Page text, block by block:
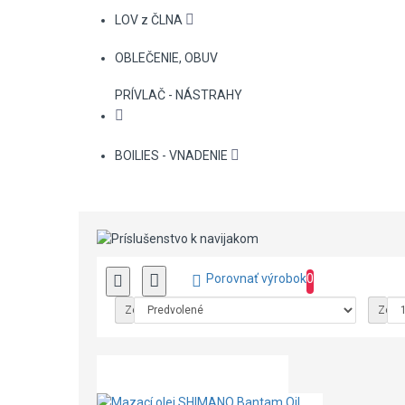
LOV z ČLNA
OBLEČENIE, OBUV
PRÍVLAČ - NÁSTRAHY
BOILIES - VNADENIE
Porovnať výrobok0
Zoradiť podľa: